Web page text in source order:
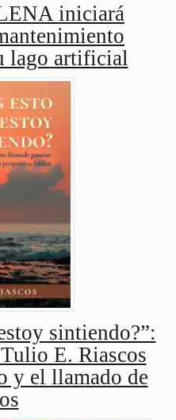
iniciará
lago artificial
sintiendo?”:
E. Riascos
y el llamado de